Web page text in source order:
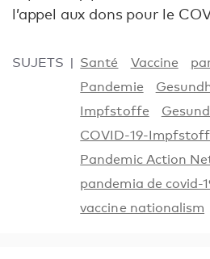
l’appel aux dons pour le
SUJETS Santé Vaccine
Pandemie
Impfstoffe
COVID-19-Impfstoff
Pandemic Action
pandemia de covid-
vaccine nationalism